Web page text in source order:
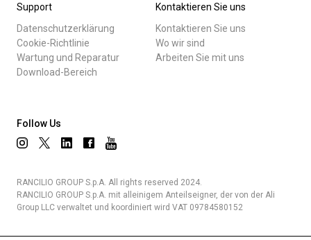
Support
Datenschutzerklärung
Cookie-Richtlinie
Wartung und Reparatur
Download-Bereich
Kontaktieren Sie uns
Kontaktieren Sie uns
Wo wir sind
Arbeiten Sie mit uns
Follow Us
RANCILIO GROUP S.p.A. All rights reserved 2024.
RANCILIO GROUP S.p.A. mit alleinigem Anteilseigner, der von der Ali
Group LLC verwaltet und koordiniert wird VAT 09784580152